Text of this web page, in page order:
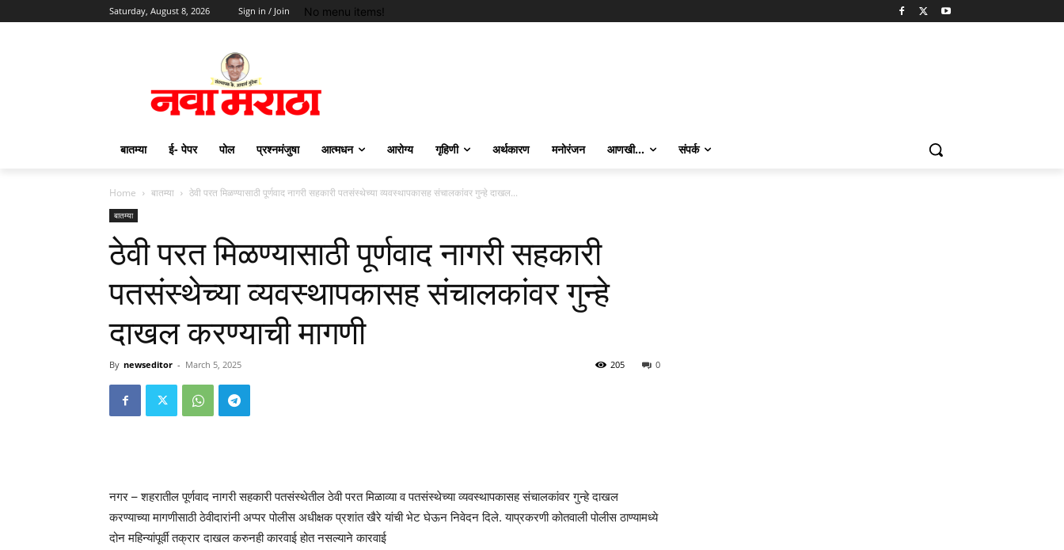
Saturday, August 8, 2026 Sign in / Join No menu items!
बातम्या ई- पेपर पोल प्रश्नमंजुषा आत्मधन आरोग्य गृहिणी अर्थकारण मनोरंजन आणखी… संपर्क
Home बातम्या ठेवी परत मिळण्यासाठी पूर्णवाद नागरी सहकारी पतसंस्थेच्या व्यवस्थापकासह संचालकांवर गुन्हे दाखल...
बातम्या
ठेवी परत मिळण्यासाठी पूर्णवाद नागरी सहकारी
पतसंस्थेच्या व्यवस्थापकासह संचालकांवर गुन्हे
दाखल करण्याची मागणी
By newseditor - March 5, 2025 0
205
नगर – शहरातील पूर्णवाद नागरी सहकारी पतसंस्थेतील ठेवी परत मिळाव्या व पतसंस्थेच्या व्यवस्थापकासह संचालकांवर गुन्हे दाखल
करण्याच्या मागणीसाठी ठेवीदारांनी अप्पर पोलीस अधीक्षक प्रशांत खैरे यांची भेट घेऊन निवेदन दिले. याप्रकरणी कोतवाली पोलीस ठाण्यामध्ये
दोन महिन्यांपूर्वी तक्रार दाखल करुनही कारवाई होत नसल्याने कारवाई